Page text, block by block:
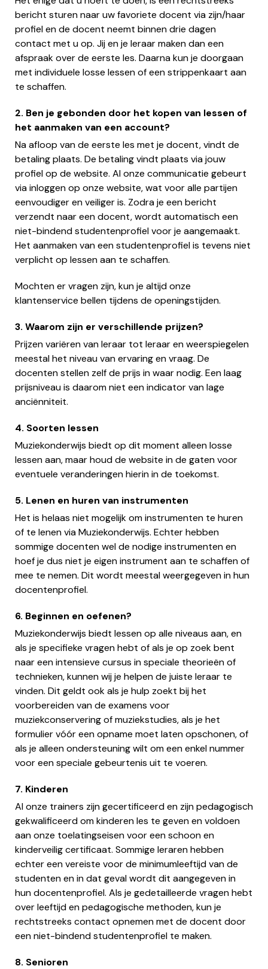
bericht sturen naar uw favoriete docent via zijn/haar
profiel en de docent neemt binnen drie dagen
contact met u op. Jij en je leraar maken dan een
afspraak over de eerste les. Daarna kun je doorgaan
met individuele losse lessen of een strippenkaart aan
te schaffen.
2. Ben je gebonden door het kopen van lessen of
het aanmaken van een account?
Na afloop van de eerste les met je docent, vindt de
betaling plaats. De betaling vindt plaats via jouw
profiel op de website. Al onze communicatie gebeurt
via inloggen op onze website, wat voor alle partijen
eenvoudiger en veiliger is. Zodra je een bericht
verzendt naar een docent, wordt automatisch een
niet-bindend studentenprofiel voor je aangemaakt.
Het aanmaken van een studentenprofiel is tevens niet
verplicht op lessen aan te schaffen.
Mochten er vragen zijn, kun je altijd onze
klantenservice bellen tijdens de openingstijden.
3. Waarom zijn er verschillende prijzen?
Prijzen variëren van leraar tot leraar en weerspiegelen
meestal het niveau van ervaring en vraag. De
docenten stellen zelf de prijs in waar nodig. Een laag
prijsniveau is daarom niet een indicator van lage
anciënniteit.
4. Soorten lessen
Muziekonderwijs biedt op dit moment alleen losse
lessen aan, maar houd de website in de gaten voor
eventuele veranderingen hierin in de toekomst.
5. Lenen en huren van instrumenten
Het is helaas niet mogelijk om instrumenten te huren
of te lenen via Muziekonderwijs. Echter hebben
sommige docenten wel de nodige instrumenten en
hoef je dus niet je eigen instrument aan te schaffen of
mee te nemen. Dit wordt meestal weergegeven in hun
docentenprofiel.
6. Beginnen en oefenen?
Muziekonderwijs biedt lessen op alle niveaus aan, en
als je specifieke vragen hebt of als je op zoek bent
naar een intensieve cursus in speciale theorieën of
technieken, kunnen wij je helpen de juiste leraar te
vinden. Dit geldt ook als je hulp zoekt bij het
voorbereiden van de examens voor
muziekconservering of muziekstudies, als je het
formulier vóór een opname moet laten opschonen, of
als je alleen ondersteuning wilt om een enkel nummer
voor een speciale gebeurtenis uit te voeren.
7. Kinderen
Al onze trainers zijn gecertificeerd en zijn pedagogisch
gekwalificeerd om kinderen les te geven en voldoen
aan onze toelatingseisen voor een schoon en
kinderveilig certificaat. Sommige leraren hebben
echter een vereiste voor de minimumleeftijd van de
studenten en in dat geval wordt dit aangegeven in
hun docentenprofiel. Als je gedetailleerde vragen hebt
over leeftijd en pedagogische methoden, kun je
rechtstreeks contact opnemen met de docent door
een niet-bindend studentenprofiel te maken.
8. Senioren